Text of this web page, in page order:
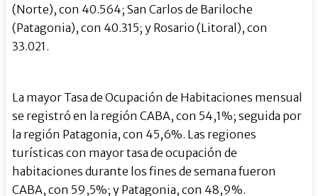
(Norte), con 40.564; San Carlos de Bariloche
(Patagonia), con 40.315; y Rosario (Litoral), con
33.021.
La mayor Tasa de Ocupación de Habitaciones mensual
se registró en la región CABA, con 54,1%; seguida por
la región Patagonia, con 45,6%. Las regiones
turísticas con mayor tasa de ocupación de
habitaciones durante los fines de semana fueron
CABA, con 59,5%; y Patagonia, con 48,9%.